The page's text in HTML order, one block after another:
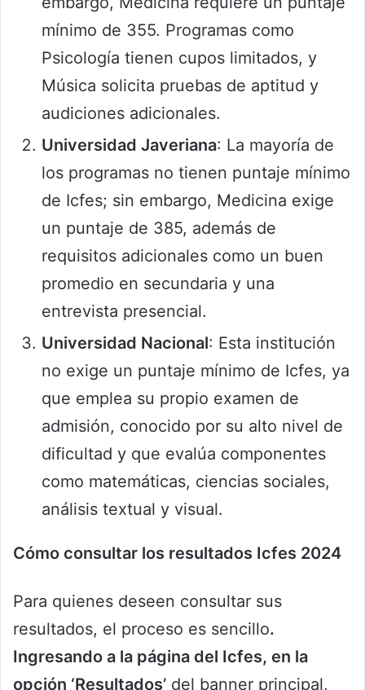
mínimo de 355. Programas como
Psicología tienen cupos limitados, y
Música solicita pruebas de aptitud y
audiciones adicionales.
Universidad Javeriana: La mayoría de
los programas no tienen puntaje mínimo
de Icfes; sin embargo, Medicina exige
un puntaje de 385, además de
requisitos adicionales como un buen
promedio en secundaria y una
entrevista presencial.
Universidad Nacional: Esta institución
no exige un puntaje mínimo de Icfes, ya
que emplea su propio examen de
admisión, conocido por su alto nivel de
dificultad y que evalúa componentes
como matemáticas, ciencias sociales,
análisis textual y visual.
Cómo consultar los resultados Icfes 2024
Para quienes deseen consultar sus
resultados, el proceso es sencillo.
Ingresando a la página del Icfes, en la
opción ‘Resultados’ del banner principal,